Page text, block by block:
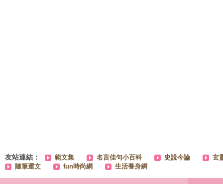
友站連結： 範文集 名言佳句小百科 史說今論
玄
隨筆運文
fun時尚網 生活養身網